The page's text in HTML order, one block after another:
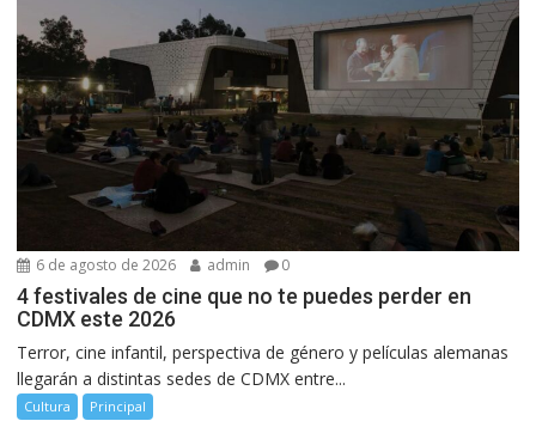
6 de agosto de 2026 admin 0
4 festivales de cine que no te puedes perder en
CDMX este 2026
Terror, cine infantil, perspectiva de género y películas alemanas
llegarán a distintas sedes de CDMX entre...
Cultura Principal